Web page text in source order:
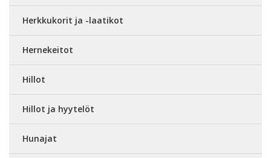
Herkkukorit ja -laatikot
Hernekeitot
Hillot
Hillot ja hyytelöt
Hunajat